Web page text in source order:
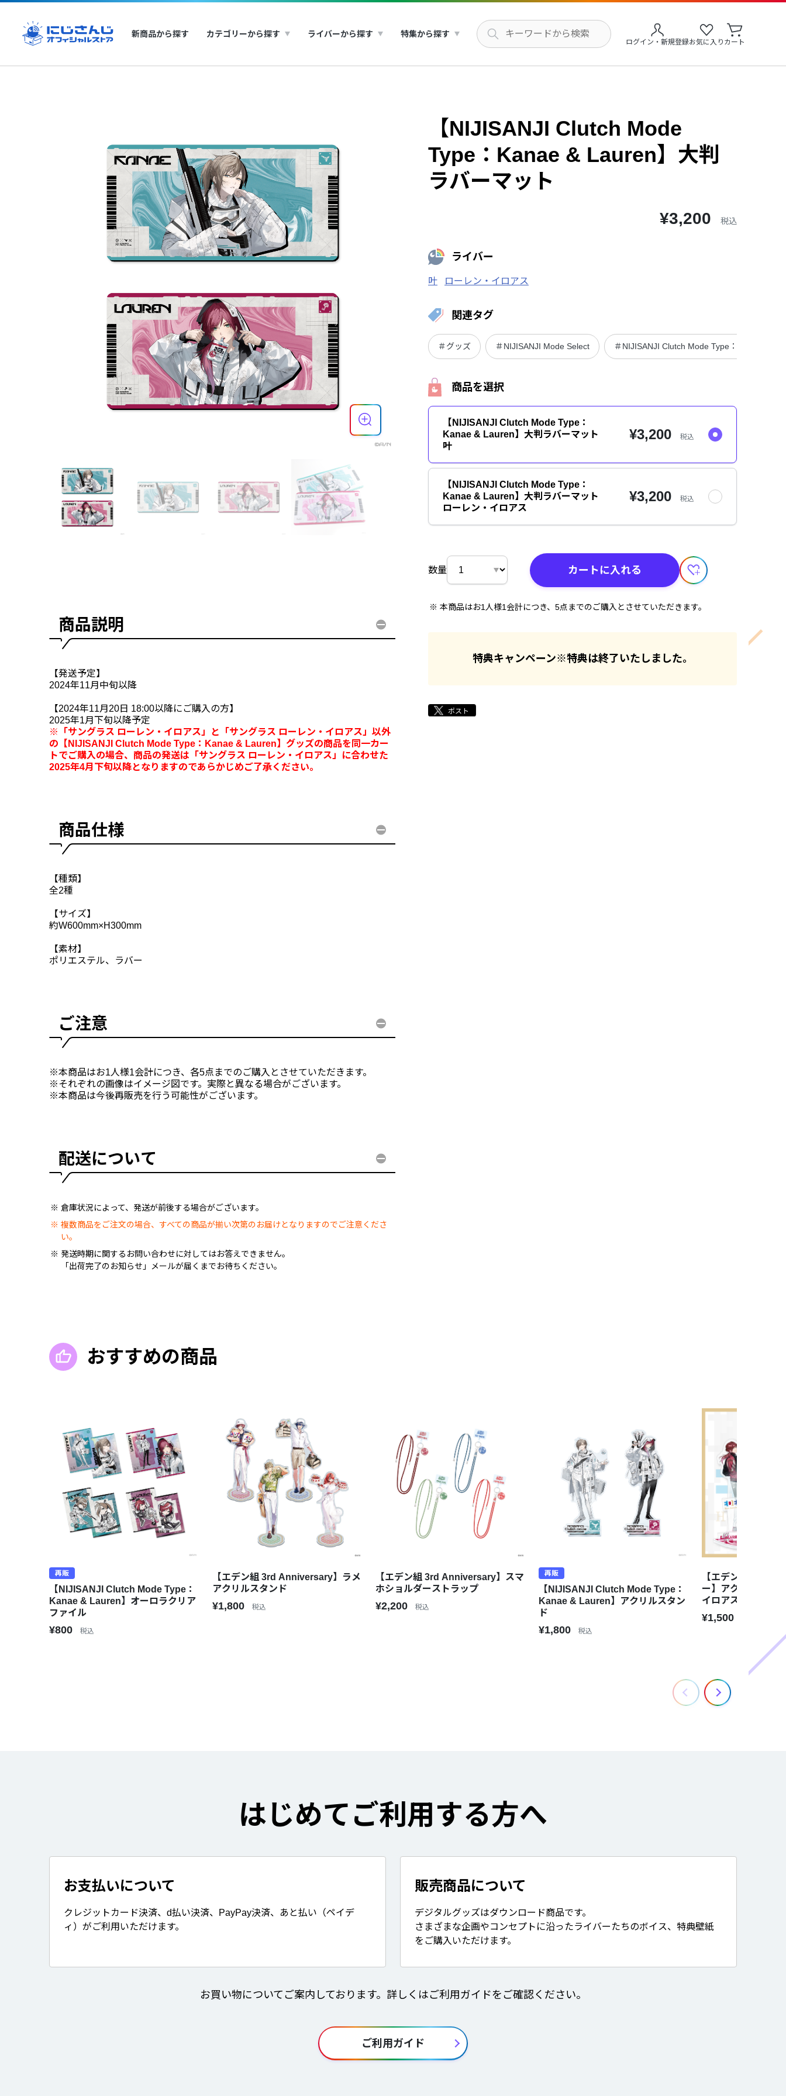
新商品から探す カテゴリーから探す ライバーから探す 特集から探す
ログイン・新規登録お気に入り カート
【NIJISANJI Clutch Mode
Type：Kanae & Lauren】大判
ラバーマット
¥3,200 税込
ライバー
叶 ローレン・イロアス
関連タグ
＃グッズ ＃NIJISANJI Mode Select ＃NIJISANJI Clutch Mode Type：Kanae &
商品を選択
【NIJISANJI Clutch Mode Type：
Kanae & Lauren】大判ラバーマット
叶
¥3,200 税込
【NIJISANJI Clutch Mode Type：
Kanae & Lauren】大判ラバーマット
ローレン・イロアス
¥3,200 税込
数量 カートに入れる
本商品はお1人様1会計につき、5点までのご購入とさせていただきます。
特典キャンペーン※特典は終了いたしました。
商品説明
【発送予定】
2024年11月中旬以降
【2024年11月20日 18:00以降にご購入の方】
2025年1月下旬以降予定
※「サングラス ローレン・イロアス」と「サングラス ローレン・イロアス」以外
の【NIJISANJI Clutch Mode Type：Kanae & Lauren】グッズの商品を同一カー
トでご購入の場合、商品の発送は「サングラス ローレン・イロアス」に合わせた
2025年4月下旬以降となりますのであらかじめご了承ください。
商品仕様
【種類】
全2種
【サイズ】
約W600mm×H300mm
【素材】
ポリエステル、ラバー
ご注意
※本商品はお1人様1会計につき、各5点までのご購入とさせていただきます。
※それぞれの画像はイメージ図です。実際と異なる場合がございます。
※本商品は今後再販売を行う可能性がございます。
配送について
倉庫状況によって、発送が前後する場合がございます。
複数商品をご注文の場合、すべての商品が揃い次第のお届けとなりますのでご注意くださ
い。
発送時期に関するお問い合わせに対してはお答えできません。
「出荷完了のお知らせ」メールが届くまでお待ちください。
おすすめの商品
再販
【NIJISANJI Clutch Mode Type：
Kanae & Lauren】オーロラクリア
ファイル
¥800 税込
【エデン組 3rd Anniversary】ラメ
アクリルスタンド
¥1,800 税込
【エデン組 3rd Anniversary】スマ
ホショルダーストラップ
¥2,200 税込
再販
【NIJISANJI Clutch Mode Type：
Kanae & Lauren】アクリルスタン
ド
¥1,800 税込
【エデン組ハーフ
ー】アクリルスタ
イロアス
¥1,500
はじめてご利用する方へ
お支払いについて
クレジットカード決済、d払い決済、PayPay決済、あと払い（ペイデ
ィ）がご利用いただけます。
販売商品について
デジタルグッズはダウンロード商品です。
さまざまな企画やコンセプトに沿ったライバーたちのボイス、特典壁紙
をご購入いただけます。
お買い物についてご案内しております。詳しくはご利用ガイドをご確認ください。
ご利用ガイド